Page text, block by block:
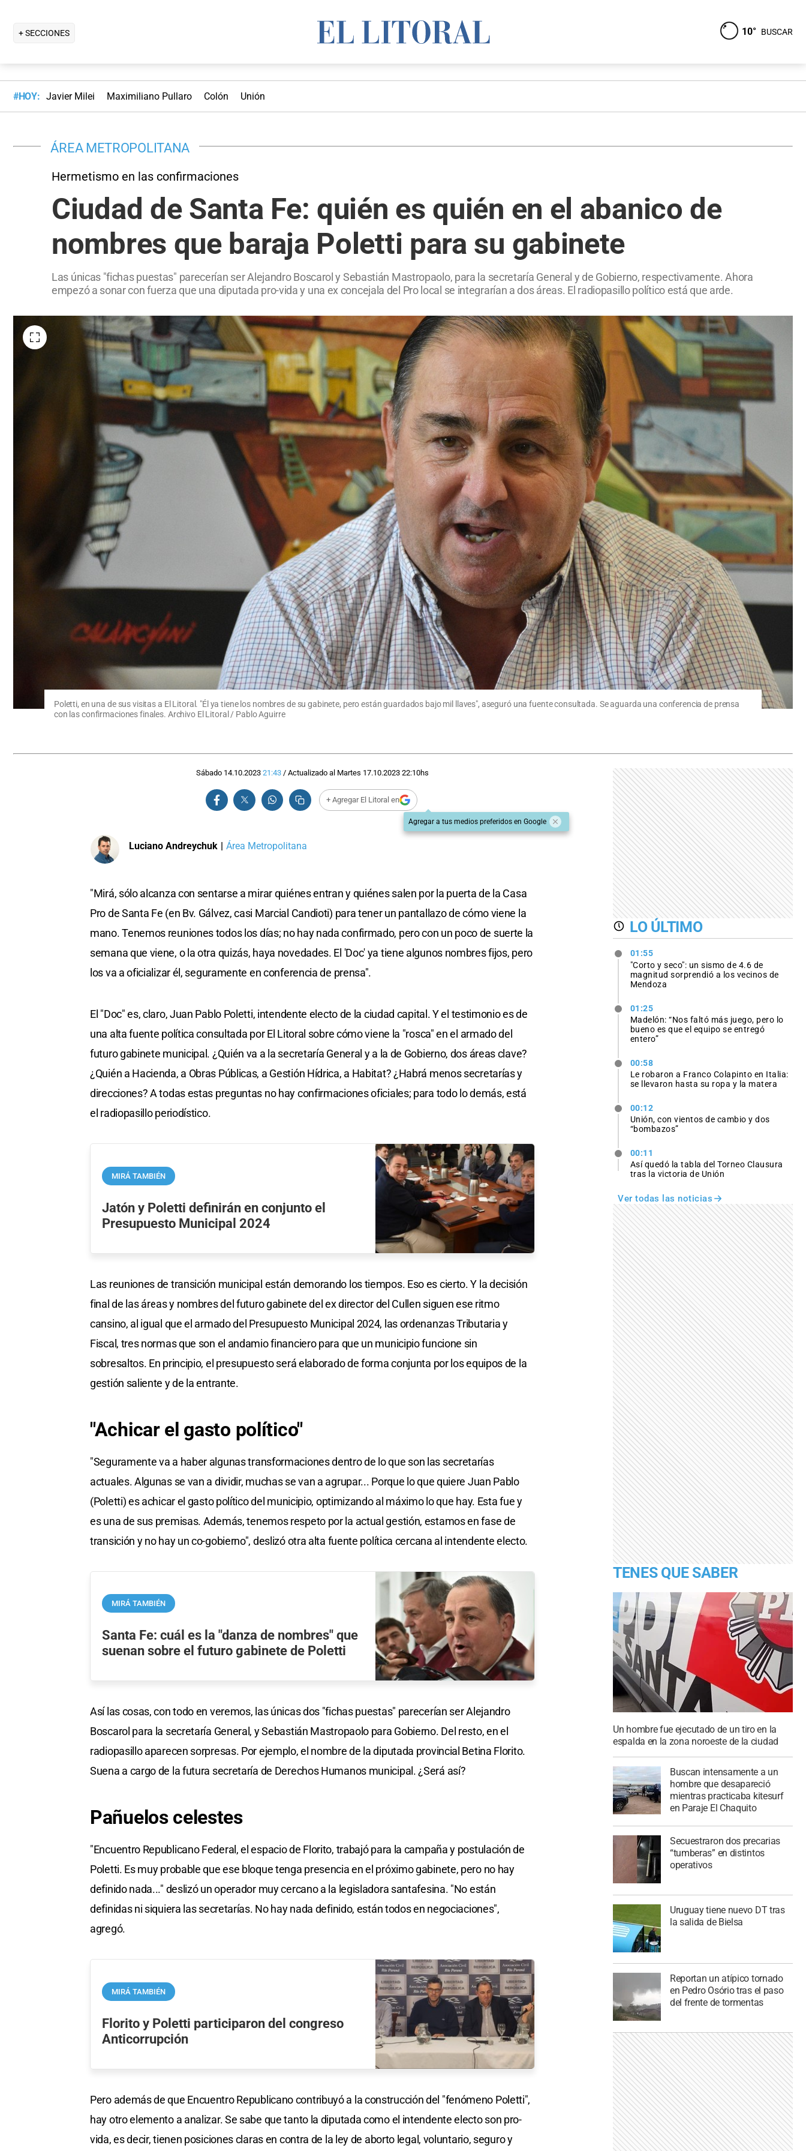
+ SECCIONES 10° BUSCAR
#HOY: Javier Milei Maximiliano Pullaro Colón Unión
ÁREA METROPOLITANA
Hermetismo en las confirmaciones
Ciudad de Santa Fe: quién es quién en el abanico de
nombres que baraja Poletti para su gabinete
Las únicas "fichas puestas" parecerían ser Alejandro Boscarol y Sebastián Mastropaolo, para la secretaría General y de Gobierno, respectivamente. Ahora
empezó a sonar con fuerza que una diputada pro-vida y una ex concejala del Pro local se integrarían a dos áreas. El radiopasillo político está que arde.
Poletti, en una de sus visitas a El Litoral. "Él ya tiene los nombres de su gabinete, pero están guardados bajo mil llaves", aseguró una fuente consultada. Se aguarda una conferencia de prensa
con las confirmaciones finales. Archivo El Litoral / Pablo Aguirre
Sábado 14.10.2023 21:43 / Actualizado al Martes 17.10.2023 22:10hs
+ Agregar El Litoral en
Agregar a tus medios preferidos en Google
Luciano Andreychuk | Área Metropolitana
"Mirá, sólo alcanza con sentarse a mirar quiénes entran y quiénes salen por la puerta de la Casa
Pro de Santa Fe (en Bv. Gálvez, casi Marcial Candioti) para tener un pantallazo de cómo viene la
mano. Tenemos reuniones todos los días; no hay nada confirmado, pero con un poco de suerte la
semana que viene, o la otra quizás, haya novedades. El 'Doc' ya tiene algunos nombres fijos, pero
los va a oficializar él, seguramente en conferencia de prensa".
El "Doc" es, claro, Juan Pablo Poletti, intendente electo de la ciudad capital. Y el testimonio es de
una alta fuente política consultada por El Litoral sobre cómo viene la "rosca" en el armado del
futuro gabinete municipal. ¿Quién va a la secretaría General y a la de Gobierno, dos áreas clave?
¿Quién a Hacienda, a Obras Públicas, a Gestión Hídrica, a Habitat? ¿Habrá menos secretarías y
direcciones? A todas estas preguntas no hay confirmaciones oficiales; para todo lo demás, está
el radiopasillo periodístico.
MIRÁ TAMBIÉN
Jatón y Poletti definirán en conjunto el
Presupuesto Municipal 2024
Las reuniones de transición municipal están demorando los tiempos. Eso es cierto. Y la decisión
final de las áreas y nombres del futuro gabinete del ex director del Cullen siguen ese ritmo
cansino, al igual que el armado del Presupuesto Municipal 2024, las ordenanzas Tributaria y
Fiscal, tres normas que son el andamio financiero para que un municipio funcione sin
sobresaltos. En principio, el presupuesto será elaborado de forma conjunta por los equipos de la
gestión saliente y de la entrante.
"Achicar el gasto político"
"Seguramente va a haber algunas transformaciones dentro de lo que son las secretarías
actuales. Algunas se van a dividir, muchas se van a agrupar... Porque lo que quiere Juan Pablo
(Poletti) es achicar el gasto político del municipio, optimizando al máximo lo que hay. Esta fue y
es una de sus premisas. Además, tenemos respeto por la actual gestión, estamos en fase de
transición y no hay un co-gobierno", deslizó otra alta fuente política cercana al intendente electo.
MIRÁ TAMBIÉN
Santa Fe: cuál es la "danza de nombres" que
suenan sobre el futuro gabinete de Poletti
Así las cosas, con todo en veremos, las únicas dos "fichas puestas" parecerían ser Alejandro
Boscarol para la secretaría General, y Sebastián Mastropaolo para Gobierno. Del resto, en el
radiopasillo aparecen sorpresas. Por ejemplo, el nombre de la diputada provincial Betina Florito.
Suena a cargo de la futura secretaría de Derechos Humanos municipal. ¿Será así?
Pañuelos celestes
"Encuentro Republicano Federal, el espacio de Florito, trabajó para la campaña y postulación de
Poletti. Es muy probable que ese bloque tenga presencia en el próximo gabinete, pero no hay
definido nada..." deslizó un operador muy cercano a la legisladora santafesina. "No están
definidas ni siquiera las secretarías. No hay nada definido, están todos en negociaciones",
agregó.
MIRÁ TAMBIÉN
Florito y Poletti participaron del congreso
Anticorrupción
Pero además de que Encuentro Republicano contribuyó a la construcción del "fenómeno Poletti",
hay otro elemento a analizar. Se sabe que tanto la diputada como el intendente electo son pro-
vida, es decir, tienen posiciones claras en contra de la ley de aborto legal, voluntario, seguro y
LO ÚLTIMO
01:55
"Corto y seco": un sismo de 4.6 de
magnitud sorprendió a los vecinos de
Mendoza
01:25
Madelón: “Nos faltó más juego, pero lo
bueno es que el equipo se entregó
entero”
00:58
Le robaron a Franco Colapinto en Italia:
se llevaron hasta su ropa y la matera
00:12
Unión, con vientos de cambio y dos
“bombazos”
00:11
Así quedó la tabla del Torneo Clausura
tras la victoria de Unión
Ver todas las noticias
TENES QUE SABER
Un hombre fue ejecutado de un tiro en la
espalda en la zona noroeste de la ciudad
Buscan intensamente a un
hombre que desapareció
mientras practicaba kitesurf
en Paraje El Chaquito
Secuestraron dos precarias
“tumberas” en distintos
operativos
Uruguay tiene nuevo DT tras
la salida de Bielsa
Reportan un atípico tornado
en Pedro Osório tras el paso
del frente de tormentas